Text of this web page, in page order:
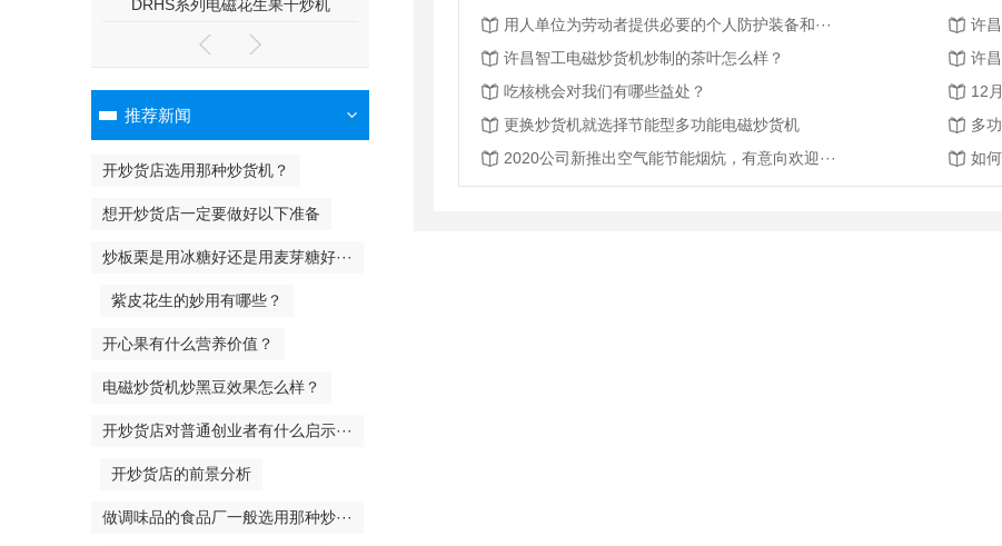
DRHS系列电磁花生果干炒机 DCCL系列原味瓜子混炒生产线 DCCZ 微型电磁炒货机
推荐新闻
开炒货店选用那种炒货机？
想开炒货店一定要做好以下准备
炒板栗是用冰糖好还是用麦芽糖好···
紫皮花生的妙用有哪些？
开心果有什么营养价值？
电磁炒货机炒黑豆效果怎么样？
开炒货店对普通创业者有什么启示···
开炒货店的前景分析
做调味品的食品厂一般选用那种炒···
用人单位为劳动者提供必要的个人防护装备和···
许
许昌智工电磁炒货机炒制的茶叶怎么样？
许
吃核桃会对我们有哪些益处？
12
更换炒货机就选择节能型多功能电磁炒货机
多
2020公司新推出空气能节能烟炕，有意向欢迎···
如